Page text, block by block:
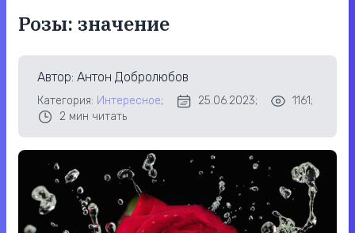
Розы: значение
Автор: Антон Добролюбов
Категория: Интересное; 25.06.2023;
1161;
2 мин читать